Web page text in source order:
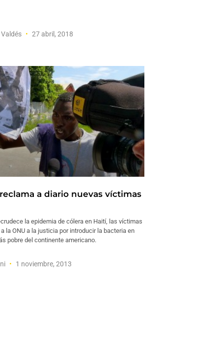
27 abril, 2018
a diario nuevas víctimas
la epidemia de cólera en Haití, las víctimas
la ONU a la justicia por introducir la bacteria en
pobre del continente americano.
1 noviembre, 2013